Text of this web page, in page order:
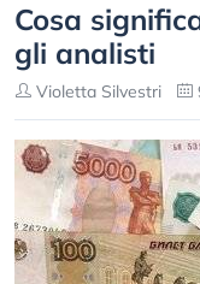
Cosa
gli analisti
Violetta Silvestri